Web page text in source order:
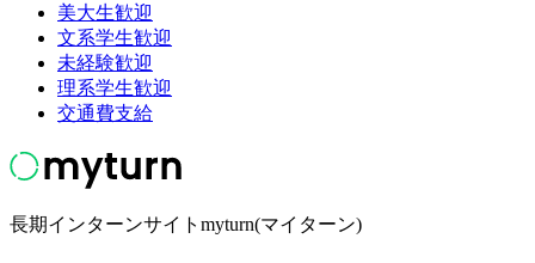
美大生歓迎
文系学生歓迎
未経験歓迎
理系学生歓迎
交通費支給
長期インターンサイトmyturn(マイターン)